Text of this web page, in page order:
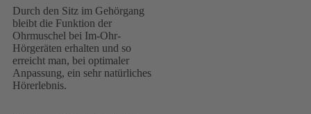
Durch den Sitz im Gehörgang
bleibt die Funktion der
Ohrmuschel bei Im-Ohr-
Hörgeräten erhalten und so
erreicht man, bei optimaler
Anpassung, ein sehr natürliches
Hörerlebnis.